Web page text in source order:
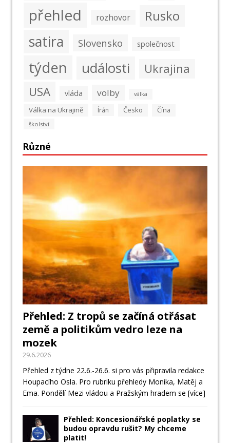
přehled rozhovor Rusko
satira Slovensko společnost
týden události Ukrajina
USA vláda volby válka
Válka na Ukrajině Írán Česko Čína
školství
Různé
Přehled: Z tropů se začíná otřásat
země a politikům vedro leze na
mozek
29.6.2026
Přehled z týdne 22.6.-26.6. si pro vás připravila redakce
Houpacího Osla. Pro rubriku přehledy Monika, Matěj a
Ema. Pondělí Mezi vládou a Pražským hradem se [více]
Přehled: Koncesionářské poplatky se
budou opravdu rušit? My chceme
platit!